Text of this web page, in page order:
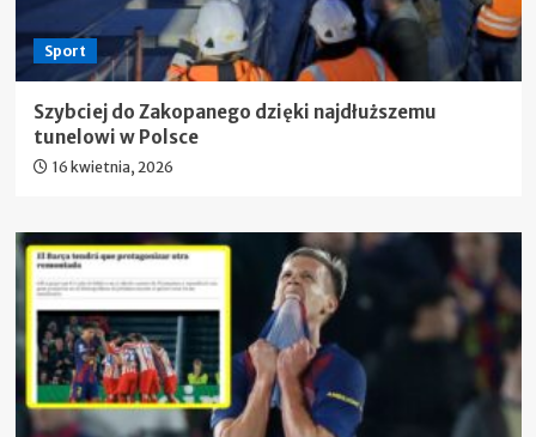
Sport
Szybciej do Zakopanego dzięki najdłuższemu
tunelowi w Polsce
16 kwietnia, 2026